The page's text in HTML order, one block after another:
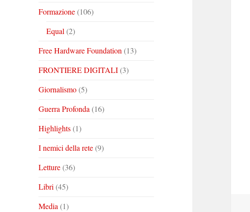
Formazione(106)
Equal (2)
Free Hardware Foundation (13)
FRONTIERE DIGITALI(3)
Giornalismo(5)
Guerra Profonda (16)
Highlights(1)
I nemici della rete(9)
Letture(36)
Libri (45)
Media (1)